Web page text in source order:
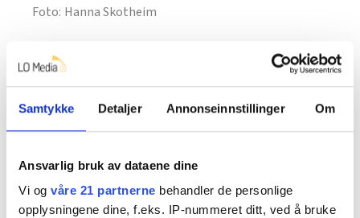
Samtykke Detaljer Annonseinnstillinger Om
Ansvarlig bruk av dataene dine
Vi og våre 21 partnerne behandler de personlige
opplysningene dine, f.eks. IP-nummeret ditt, ved å bruke
Hanna Skotheim